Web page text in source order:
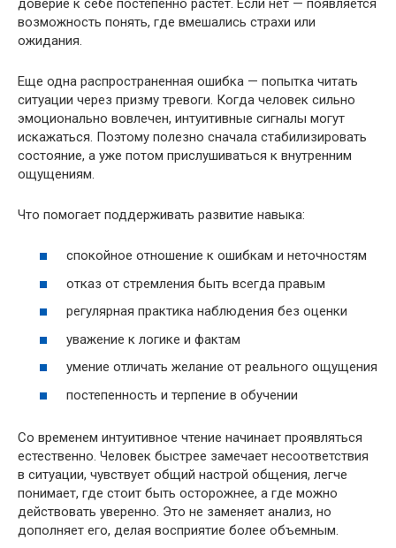
доверие к себе постепенно растет. Если нет — появляется
возможность понять, где вмешались страхи или
ожидания.
Еще одна распространенная ошибка — попытка читать
ситуации через призму тревоги. Когда человек сильно
эмоционально вовлечен, интуитивные сигналы могут
искажаться. Поэтому полезно сначала стабилизировать
состояние, а уже потом прислушиваться к внутренним
ощущениям.
Что помогает поддерживать развитие навыка:
спокойное отношение к ошибкам и неточностям
отказ от стремления быть всегда правым
регулярная практика наблюдения без оценки
уважение к логике и фактам
умение отличать желание от реального ощущения
постепенность и терпение в обучении
Со временем интуитивное чтение начинает проявляться
естественно. Человек быстрее замечает несоответствия
в ситуации, чувствует общий настрой общения, легче
понимает, где стоит быть осторожнее, а где можно
действовать уверенно. Это не заменяет анализ, но
дополняет его, делая восприятие более объемным.